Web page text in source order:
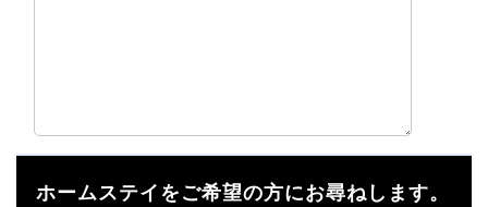
ホームステイをご希望の方にお尋ねします。